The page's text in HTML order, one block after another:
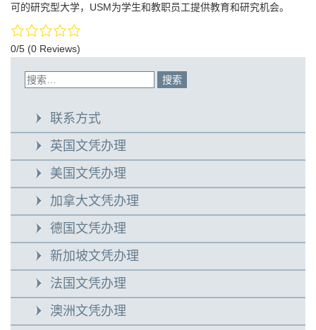
可的研究型大学，USM为学生和教职员工提供教育和研究机会。
0/5 (0 Reviews)
联系方式
英国文凭办理
美国文凭办理
加拿大文凭办理
德国文凭办理
新加坡文凭办理
法国文凭办理
澳洲文凭办理